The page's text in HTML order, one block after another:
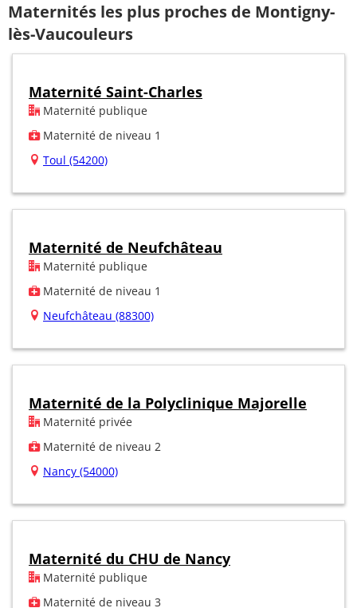
Maternités les plus proches de Montigny-
lès-Vaucouleurs
Maternité Saint-Charles
Maternité publique
Maternité de niveau 1
Toul (54200)
Maternité de Neufchâteau
Maternité publique
Maternité de niveau 1
Neufchâteau (88300)
Maternité de la Polyclinique Majorelle
Maternité privée
Maternité de niveau 2
Nancy (54000)
Maternité du CHU de Nancy
Maternité publique
Maternité de niveau 3